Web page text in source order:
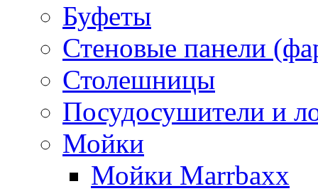
Буфеты
Стеновые панели
Столешницы
Посудосушители и
Мойки
Мойки Marrbaxx